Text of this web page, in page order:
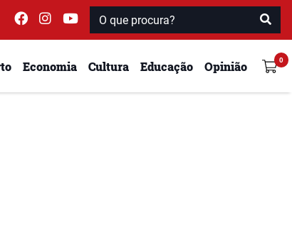
Economia Cultura Educação Opinião